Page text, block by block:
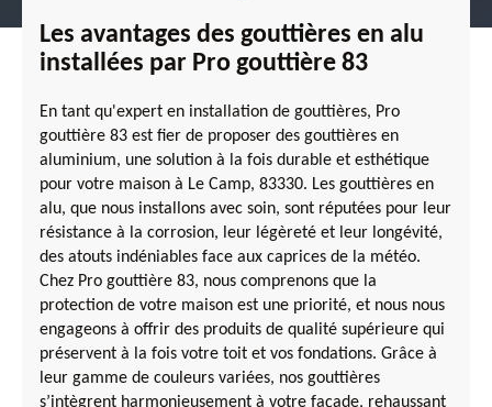
Les avantages des gouttières en alu
installées par Pro gouttière 83
En tant qu'expert en installation de gouttières, Pro
gouttière 83 est fier de proposer des gouttières en
aluminium, une solution à la fois durable et esthétique
pour votre maison à Le Camp, 83330. Les gouttières en
alu, que nous installons avec soin, sont réputées pour leur
résistance à la corrosion, leur légèreté et leur longévité,
des atouts indéniables face aux caprices de la météo.
Chez Pro gouttière 83, nous comprenons que la
protection de votre maison est une priorité, et nous nous
engageons à offrir des produits de qualité supérieure qui
préservent à la fois votre toit et vos fondations. Grâce à
leur gamme de couleurs variées, nos gouttières
s’intègrent harmonieusement à votre façade, rehaussant